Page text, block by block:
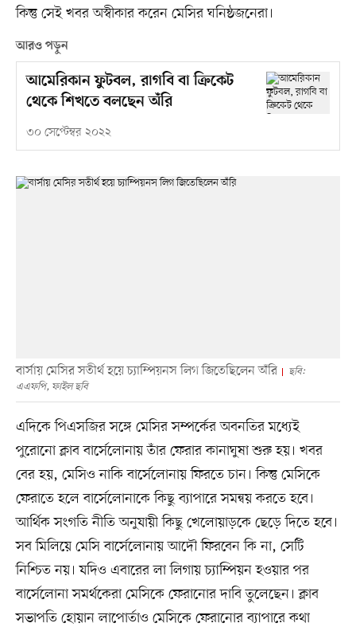
কিন্তু সেই খবর অস্বীকার করেন মেসির ঘনিষ্ঠজনেরা।
আরও পড়ুন
আমেরিকান ফুটবল, রাগবি বা ক্রিকেট
থেকে শিখতে বলছেন অঁরি
৩০ সেপ্টেম্বর ২০২২
বার্সায় মেসির সতীর্থ হয়ে চ্যাম্পিয়নস লিগ জিতেছিলেন অঁরি
ছবি:
এএফপি, ফাইল ছবি
এদিকে পিএসজির সঙ্গে মেসির সম্পর্কের অবনতির মধ্যেই
পুরোনো ক্লাব বার্সেলোনায় তাঁর ফেরার কানাঘুষা শুরু হয়। খবর
বের হয়, মেসিও নাকি বার্সেলোনায় ফিরতে চান। কিন্তু মেসিকে
ফেরাতে হলে বার্সেলোনাকে কিছু ব্যাপারে সমন্বয় করতে হবে।
আর্থিক সংগতি নীতি অনুযায়ী কিছু খেলোয়াড়কে ছেড়ে দিতে হবে।
সব মিলিয়ে মেসি বার্সেলোনায় আদৌ ফিরবেন কি না, সেটি
নিশ্চিত নয়। যদিও এবারের লা লিগায় চ্যাম্পিয়ন হওয়ার পর
বার্সেলোনা সমর্থকেরা মেসিকে ফেরানোর দাবি তুলেছেন। ক্লাব
সভাপতি হোয়ান লাপোর্তাও মেসিকে ফেরানোর ব্যাপারে কথা